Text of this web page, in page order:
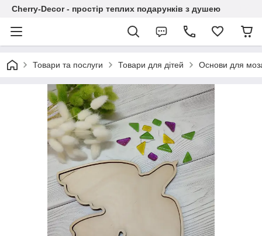
Cherry-Decor - простір теплих подарунків з душею
Товари та послуги Товари для дітей Основи для